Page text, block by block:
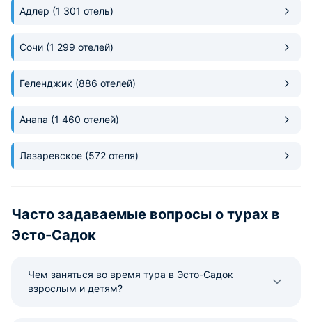
Адлер (1 301 отель)
Сочи (1 299 отелей)
Геленджик (886 отелей)
Анапа (1 460 отелей)
Лазаревское (572 отеля)
Часто задаваемые вопросы о турах в
Эсто-Садок
Чем заняться во время тура в Эсто-Садок
взрослым и детям?